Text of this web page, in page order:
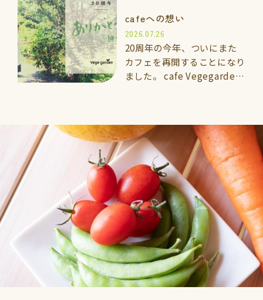
cafeへの想い
2026.07.26
20周年の今年、ついにまた
カフェを再開することになり
ました。 cafe Vegegarden